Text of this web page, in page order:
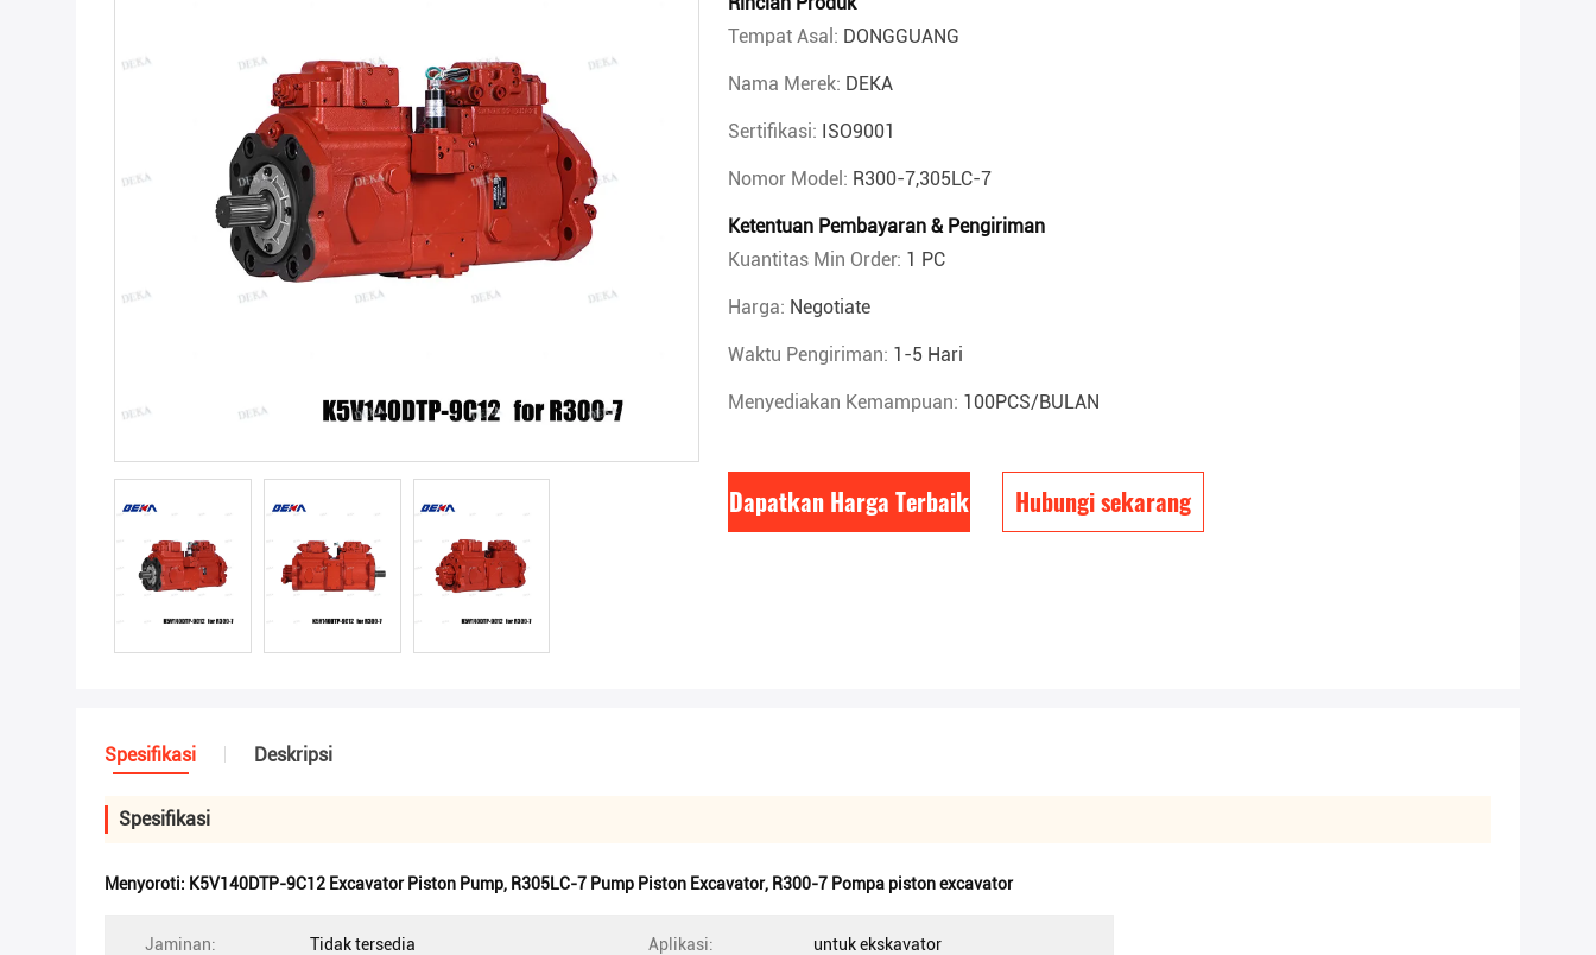
Tempat Asal: DONGGUANG
Nama Merek: DEKA
Sertifikasi: ISO9001
Nomor Model: R300-7,305LC-7
Ketentuan Pembayaran & Pengiriman
Kuantitas Min Order: 1 PC
Harga: Negotiate
Waktu Pengiriman: 1-5 Hari
Menyediakan Kemampuan: 100PCS/BULAN
Dapatkan Harga Terbaik Hubungi sekarang
Spesifikasi Deskripsi
Spesifikasi
Menyoroti: K5V140DTP-9C12 Excavator Piston Pump, R305LC-7 Pump Piston Excavator, R300-7 Pompa piston excavator
Jaminan: Tidak tersedia Aplikasi: untuk ekskavator